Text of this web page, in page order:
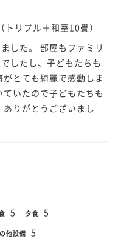
リプル＋和室10畳）
した。 部屋もファミリ
したし、子どもたちも
とても綺麗で感動しま
いたので子どもたちも
りがとうございまし
5 夕食 5
他設備 5